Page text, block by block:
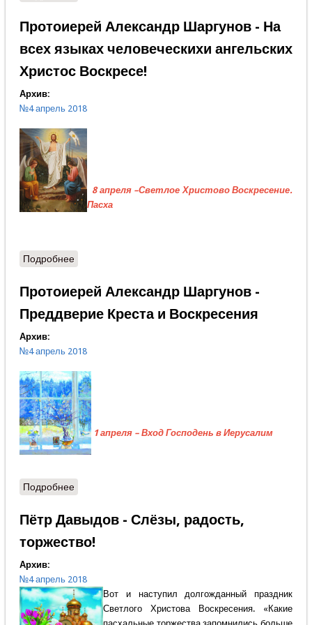
Протоиерей Александр Шаргунов - На
всех языках человеческихи ангельских
Христос Воскресе!
Архив:
№4 апрель 2018
8 апреля –Светлое Христово Воскресение.
Пасха
Подробнеео Протоиерей Александр Шаргунов - На всех
Воскресе!
Протоиерей Александр Шаргунов -
Преддверие Креста и Воскресения
Архив:
№4 апрель 2018
1 апреля – Вход Господень в Иерусалим
Подробнеео Протоиерей Александр Шаргунов - Преддверие
Пётр Давыдов - Слёзы, радость,
торжество!
Архив:
№4 апрель 2018
Вот и наступил долгожданный праздник
Светлого Христова Воскресения. «Какие